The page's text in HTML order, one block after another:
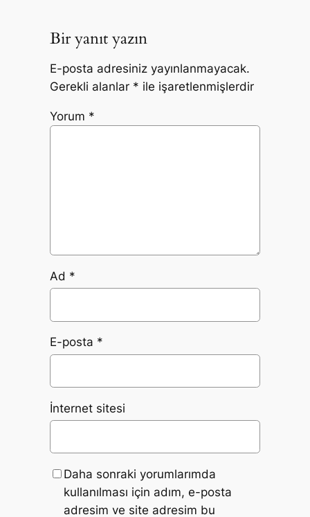
Bir yanıt yazın
E-posta adresiniz yayınlanmayacak.
Gerekli alanlar * ile işaretlenmişlerdir
Yorum *
Ad *
E-posta *
İnternet sitesi
Daha sonraki yorumlarımda
kullanılması için adım, e-posta
adresim ve site adresim bu